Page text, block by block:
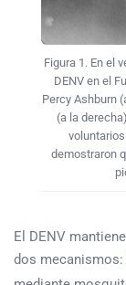
Figura 1. En el
DENV en el
Percy Ashburn
(a la
demostraron
El DENV
dos mecanismos: